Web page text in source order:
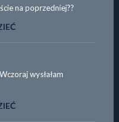
na poprzedniej??
wysłałam